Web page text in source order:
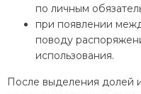
по личным
при появлении
поводу
использования.
После выделения долей